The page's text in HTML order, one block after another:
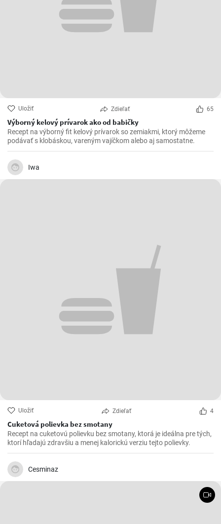
Uložiť Zdieľať 65
Výborný kelový prívarok ako od babičky
Recept na výborný fit kelový prívarok so zemiakmi, ktorý môžeme
podávať s klobáskou, vareným vajíčkom alebo aj samostatne.
Iwa
Uložiť Zdieľať 4
Cuketová polievka bez smotany
Recept na cuketovú polievku bez smotany, ktorá je ideálna pre tých,
ktorí hľadajú zdravšiu a menej kalorickú verziu tejto polievky.
Cesminaz